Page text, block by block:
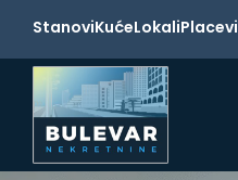
StanoviKućeLokaliPlacevi